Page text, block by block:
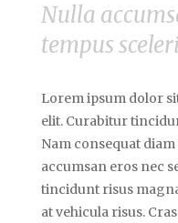
Nulla
tempus
Lorem ipsum dolor
elit. Curabitur
Nam consequat
accumsan eros nec
tincidunt risus
at vehicula risus.